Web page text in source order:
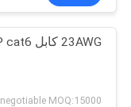
23AWG كابل UTP cat6
negotiable MOQ:15000 م